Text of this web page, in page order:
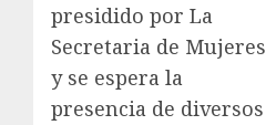
presidido por La
Secretaria de Mujeres
y se espera la
presencia de diversos